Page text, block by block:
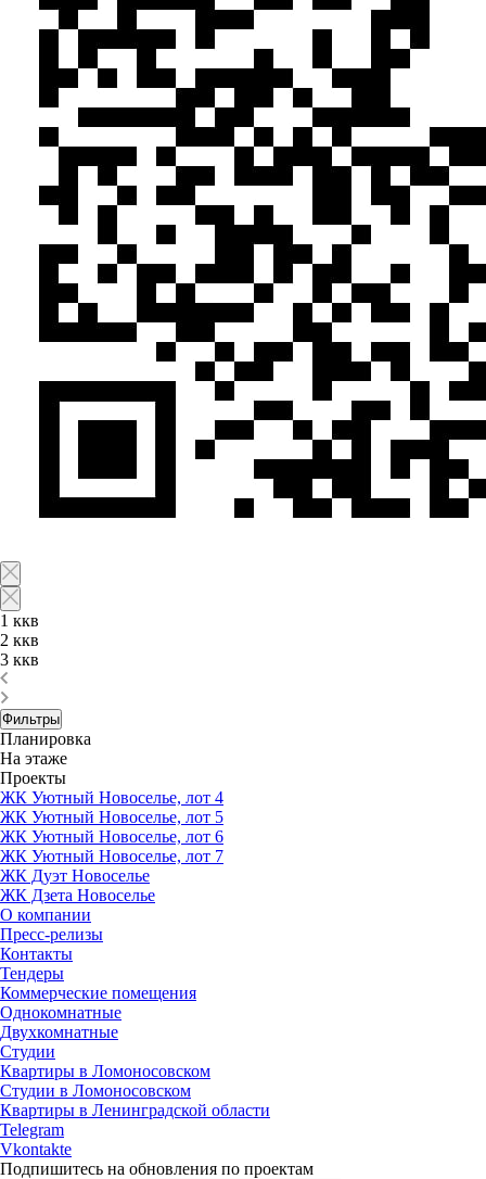
1 ккв
2 ккв
3 ккв
Фильтры
Планировка
На этаже
Проекты
ЖК Уютный Новоселье, лот 4
ЖК Уютный Новоселье, лот 5
ЖК Уютный Новоселье, лот 6
ЖК Уютный Новоселье, лот 7
ЖК Дуэт Новоселье
ЖК Дзета Новоселье
О компании
Пресс-релизы
Контакты
Тендеры
Коммерческие помещения
Однокомнатные
Двухкомнатные
Студии
Квартиры в Ломоносовском
Студии в Ломоносовском
Квартиры в Ленинградской области
Telegram
Vkontakte
Подпишитесь на обновления по проектам